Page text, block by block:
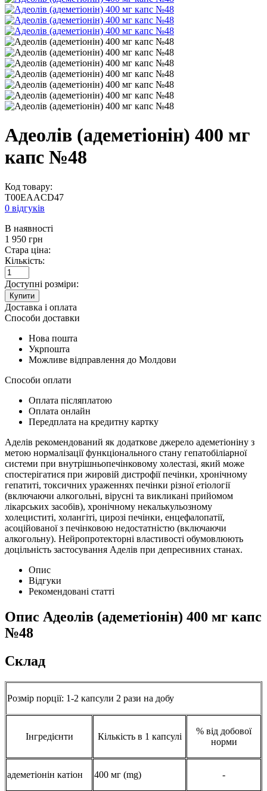
Адеолів (адеметіонін) 400 мг
капс №48
Код товару:
T00EAACD47
0 відгуків
В наявності
1 950 грн
Стара ціна:
Кількість:
Доступні розміри:
Купити
Доставка і оплата
Способи доставки
Нова пошта
Укрпошта
Можливе відправлення до Молдови
Способи оплати
Оплата післяплатою
Оплата онлайн
Передплата на кредитну картку
Аделів рекомендований як додаткове джерело адеметіоніну з
метою нормалізації функціонального стану гепатобіліарної
системи при внутрішньопечінковому холестазі, який може
спостерігатися при жировій дистрофії печінки, хронічному
гепатиті, токсичних ураженнях печінки різної етіології
(включаючи алкогольні, вірусні та викликані прийомом
лікарських засобів), хронічному некалькульозному
холециститі, холангіті, цирозі печінки, енцефалопатії,
асоційованої з печінковою недостатністю (включаючи
алкогольну). Нейропротекторні властивості обумовлюють
доцільність застосування Аделів при депресивних станах.
Опис
Відгуки
Рекомендовані статті
Опис Адеолів (адеметіонін) 400 мг капс
№48
Склад
Розмір порції: 1-2 капсули 2 рази на добу
Інгредієнти Кількість в 1 капсулі
% від добової
норми
адеметіонін катіон 400 мг (mg) -